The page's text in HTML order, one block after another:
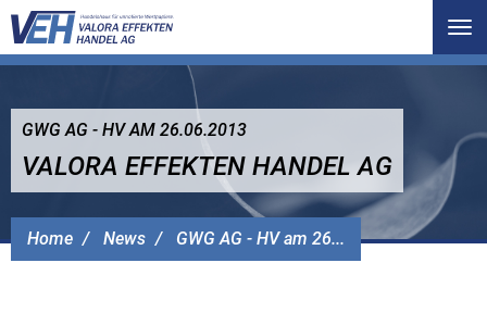
Home News GWG AG - HV am 26...
GWG AG - HV AM 26.06.2013
VALORA EFFEKTEN HANDEL AG